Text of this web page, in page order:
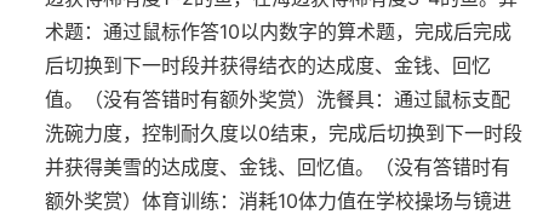
术题：通过鼠标作答10以内数字的算术题，完成后完成
后切换到下一时段并获得结衣的达成度、金钱、回忆
值。（没有答错时有额外奖赏） 洗餐具：通过鼠标支配
洗碗力度，控制耐久度以0结束，完成后切换到下一时段
并获得美雪的达成度、金钱、回忆值。（没有答错时有
额外奖赏） 体育训练：消耗10体力值在学校操场与镜进